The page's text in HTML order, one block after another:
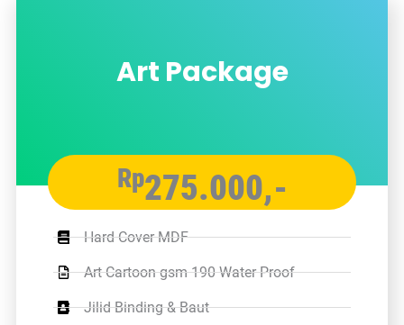
Art Package
Rp275.000,-
Hard Cover MDF
Art Cartoon gsm 190 Water Proof
Jilid Binding & Baut